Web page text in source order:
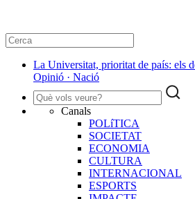
La Universitat, prioritat de país: els
Opinió · Nació
Canals
POLíTICA
SOCIETAT
ECONOMIA
CULTURA
INTERNACIONAL
ESPORTS